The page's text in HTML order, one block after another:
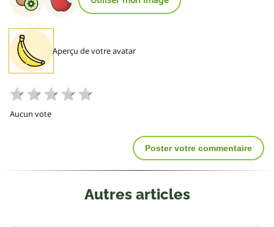
Aperçu de votre avatar
Aucun vote
Poster votre commentaire
Autres articles